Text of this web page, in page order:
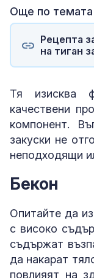
Още по темата
Рецепта
на тиган
Тя изисква
качествени
компонент.
закуски не
неподходящи
Бекон
Опитайте да
с високо
съдържат
да накарат
повлияят на